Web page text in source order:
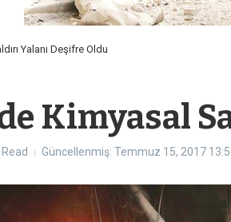
Yalanı Deşifre Oldu
Kimyasal
Güncellenmiş: Temmuz 15, 2017